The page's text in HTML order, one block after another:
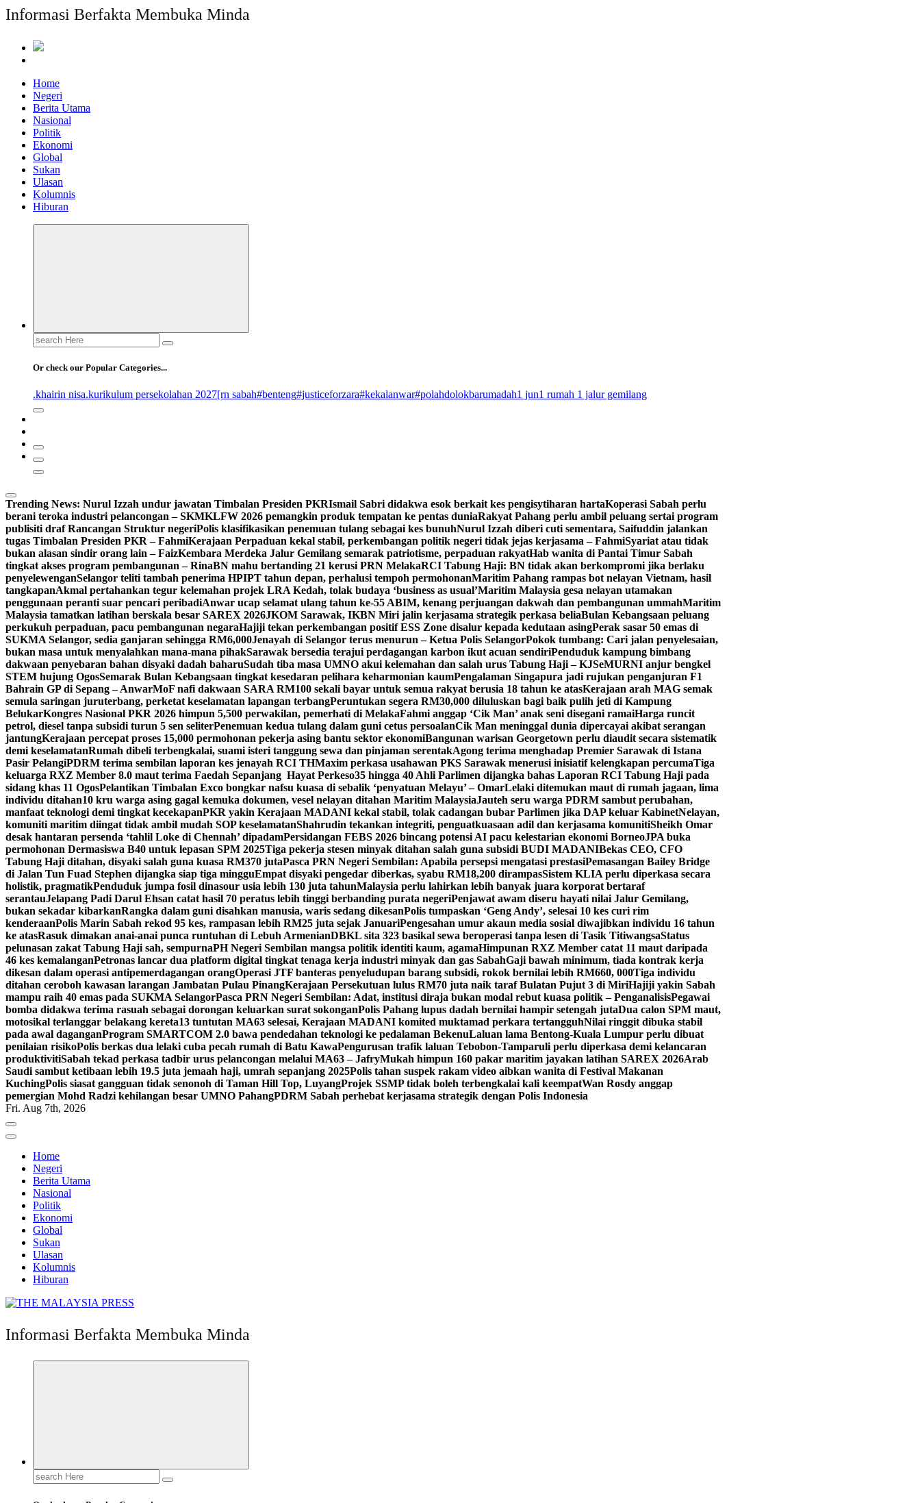
Informasi Berfakta Membuka Minda
Home
Negeri
Berita Utama
Nasional
Politik
Ekonomi
Global
Sukan
Ulasan
Kolumnis
Hiburan
Search
for:
Or check our Popular Categories...
.khairin nisa.kurikulum persekolahan 2027[rn sabah#benteng#justiceforzara#kekalanwar#polahdolokbarumadah1 jun1 rumah 1 jalur gemilang
Trending News: Nurul Izzah undur jawatan Timbalan Presiden PKRIsmail Sabri didakwa esok berkait kes pengisytiharan hartaKoperasi Sabah perlu
berani teroka industri pelancongan – SKMKLFW 2026 pemangkin produk tempatan ke pentas duniaRakyat Pahang perlu ambil peluang sertai program
publisiti draf Rancangan Struktur negeriPolis klasifikasikan penemuan tulang sebagai kes bunuhNurul Izzah diberi cuti sementara, Saifuddin jalankan
tugas Timbalan Presiden PKR – FahmiKerajaan Perpaduan kekal stabil, perkembangan politik negeri tidak jejas kerjasama – FahmiSyariat atau tidak
bukan alasan sindir orang lain – FaizKembara Merdeka Jalur Gemilang semarak patriotisme, perpaduan rakyatHab wanita di Pantai Timur Sabah
tingkat akses program pembangunan – RinaBN mahu bertanding 21 kerusi PRN MelakaRCI Tabung Haji: BN tidak akan berkompromi jika berlaku
penyelewenganSelangor teliti tambah penerima HPIPT tahun depan, perhalusi tempoh permohonanMaritim Pahang rampas bot nelayan Vietnam, hasil
tangkapanAkmal pertahankan tegur kelemahan projek LRA Kedah, tolak budaya ‘business as usual’Maritim Malaysia gesa nelayan utamakan
penggunaan peranti suar pencari peribadiAnwar ucap selamat ulang tahun ke-55 ABIM, kenang perjuangan dakwah dan pembangunan ummahMaritim
Malaysia tamatkan latihan berskala besar SAREX 2026JKOM Sarawak, IKBN Miri jalin kerjasama strategik perkasa beliaBulan Kebangsaan peluang
perkukuh perpaduan, pacu pembangunan negaraHajiji tekan perkembangan positif ESS Zone disalur kepada kedutaan asingPerak sasar 50 emas di
SUKMA Selangor, sedia ganjaran sehingga RM6,000Jenayah di Selangor terus menurun – Ketua Polis SelangorPokok tumbang: Cari jalan penyelesaian,
bukan masa untuk menyalahkan mana-mana pihakSarawak bersedia terajui perdagangan karbon ikut acuan sendiriPenduduk kampung bimbang
dakwaan penyebaran bahan disyaki dadah baharuSudah tiba masa UMNO akui kelemahan dan salah urus Tabung Haji – KJSeMURNI anjur bengkel
STEM hujung OgosSemarak Bulan Kebangsaan tingkat kesedaran pelihara keharmonian kaumPengalaman Singapura jadi rujukan penganjuran F1
Bahrain GP di Sepang – AnwarMoF nafi dakwaan SARA RM100 sekali bayar untuk semua rakyat berusia 18 tahun ke atasKerajaan arah MAG semak
semula saringan juruterbang, perketat keselamatan lapangan terbangPeruntukan segera RM30,000 diluluskan bagi baik pulih jeti di Kampung
BelukarKongres Nasional PKR 2026 himpun 5,500 perwakilan, pemerhati di MelakaFahmi anggap ‘Cik Man’ anak seni disegani ramaiHarga runcit
petrol, diesel tanpa subsidi turun 5 sen seliterPenemuan kedua tulang dalam guni cetus persoalanCik Man meninggal dunia dipercayai akibat serangan
jantungKerajaan percepat proses 15,000 permohonan pekerja asing bantu sektor ekonomiBangunan warisan Georgetown perlu diaudit secara sistematik
demi keselamatanRumah dibeli terbengkalai, suami isteri tanggung sewa dan pinjaman serentakAgong terima menghadap Premier Sarawak di Istana
Pasir PelangiPDRM terima sembilan laporan kes jenayah RCI THMaxim perkasa usahawan PKS Sarawak menerusi inisiatif kelengkapan percumaTiga
keluarga RXZ Member 8.0 maut terima Faedah Sepanjang Hayat Perkeso35 hingga 40 Ahli Parlimen dijangka bahas Laporan RCI Tabung Haji pada
sidang khas 11 OgosPelantikan Timbalan Exco bongkar nafsu kuasa di sebalik ‘penyatuan Melayu’ – OmarLelaki ditemukan maut di rumah jagaan, lima
individu ditahan10 kru warga asing gagal kemuka dokumen, vesel nelayan ditahan Maritim MalaysiaJauteh seru warga PDRM sambut perubahan,
manfaat teknologi demi tingkat kecekapanPKR yakin Kerajaan MADANI kekal stabil, tolak cadangan bubar Parlimen jika DAP keluar KabinetNelayan,
komuniti maritim diingat tidak ambil mudah SOP keselamatanShahrudin tekankan integriti, penguatkuasaan adil dan kerjasama komunitiSheikh Omar
desak hantaran persenda ‘tahlil Loke di Chennah’ dipadamPersidangan FEBS 2026 bincang potensi AI pacu kelestarian ekonomi BorneoJPA buka
permohonan Dermasiswa B40 untuk lepasan SPM 2025Tiga pekerja stesen minyak ditahan salah guna subsidi BUDI MADANIBekas CEO, CFO
Tabung Haji ditahan, disyaki salah guna kuasa RM370 jutaPasca PRN Negeri Sembilan: Apabila persepsi mengatasi prestasiPemasangan Bailey Bridge
di Jalan Tun Fuad Stephen dijangka siap tiga mingguEmpat disyaki pengedar diberkas, syabu RM18,200 dirampasSistem KLIA perlu diperkasa secara
holistik, pragmatikPenduduk jumpa fosil dinasour usia lebih 130 juta tahunMalaysia perlu lahirkan lebih banyak juara korporat bertaraf
serantauJelapang Padi Darul Ehsan catat hasil 70 peratus lebih tinggi berbanding purata negeriPenjawat awam diseru hayati nilai Jalur Gemilang,
bukan sekadar kibarkanRangka dalam guni disahkan manusia, waris sedang dikesanPolis tumpaskan ‘Geng Andy’, selesai 10 kes curi rim
kenderaanPolis Marin Sabah rekod 95 kes, rampasan lebih RM25 juta sejak JanuariPengesahan umur akaun media sosial diwajibkan individu 16 tahun
ke atasRasuk dimakan anai-anai punca runtuhan di Lebuh ArmenianDBKL sita 323 basikal sewa beroperasi tanpa lesen di Tasik TitiwangsaStatus
pelunasan zakat Tabung Haji sah, sempurnaPH Negeri Sembilan mangsa politik identiti kaum, agamaHimpunan RXZ Member catat 11 maut daripada
46 kes kemalanganPetronas lancar dua platform digital tingkat tenaga kerja industri minyak dan gas SabahGaji bawah minimum, tiada kontrak kerja
dikesan dalam operasi antipemerdagangan orangOperasi JTF banteras penyeludupan barang subsidi, rokok bernilai lebih RM660, 000Tiga individu
ditahan ceroboh kawasan larangan Jambatan Pulau PinangKerajaan Persekutuan lulus RM70 juta naik taraf Bulatan Pujut 3 di MiriHajiji yakin Sabah
mampu raih 40 emas pada SUKMA SelangorPasca PRN Negeri Sembilan: Adat, institusi diraja bukan modal rebut kuasa politik – PenganalisisPegawai
bomba didakwa terima rasuah sebagai dorongan keluarkan surat sokonganPolis Pahang lupus dadah bernilai hampir setengah jutaDua calon SPM maut,
motosikal terlanggar belakang kereta13 tuntutan MA63 selesai, Kerajaan MADANI komited muktamad perkara tertangguhNilai ringgit dibuka stabil
pada awal daganganProgram SMARTCOM 2.0 bawa pendedahan teknologi ke pedalaman BekenuLaluan lama Bentong-Kuala Lumpur perlu dibuat
penilaian risikoPolis berkas dua lelaki cuba pecah rumah di Batu KawaPengurusan trafik laluan Tebobon-Tamparuli perlu diperkasa demi kelancaran
produktivitiSabah tekad perkasa tadbir urus pelancongan melalui MA63 – JafryMukah himpun 160 pakar maritim jayakan latihan SAREX 2026Arab
Saudi sambut ketibaan lebih 19.5 juta jemaah haji, umrah sepanjang 2025Polis tahan suspek rakam video aibkan wanita di Festival Makanan
KuchingPolis siasat gangguan tidak senonoh di Taman Hill Top, LuyangProjek SSMP tidak boleh terbengkalai kali keempatWan Rosdy anggap
pemergian Mohd Radzi kehilangan besar UMNO PahangPDRM Sabah perhebat kerjasama strategik dengan Polis Indonesia
Fri. Aug 7th, 2026
Home
Negeri
Berita Utama
Nasional
Politik
Ekonomi
Global
Sukan
Ulasan
Kolumnis
Hiburan
Informasi Berfakta Membuka Minda
Search
for: